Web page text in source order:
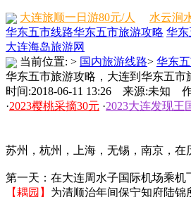
大连旅顺一日游80元/人 水云涧
华东五市线路华东五市旅游攻略 华东
大连海岛旅游网
当前位置: > 国内旅游线路> 华东
华东五市旅游攻略，大连到华东五市
时间:2018-06-11 13:26 来源:未知
·2023樱桃采摘30元 ·2023大连发现王
苏州，杭州，上海，无锡，南京，
第一天：在大连周水子国际机场乘机
【耦园】 为清顺治年间保宁知府陆锦